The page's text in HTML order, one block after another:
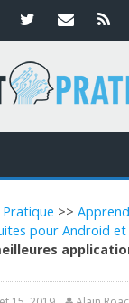
>>
pour Android et